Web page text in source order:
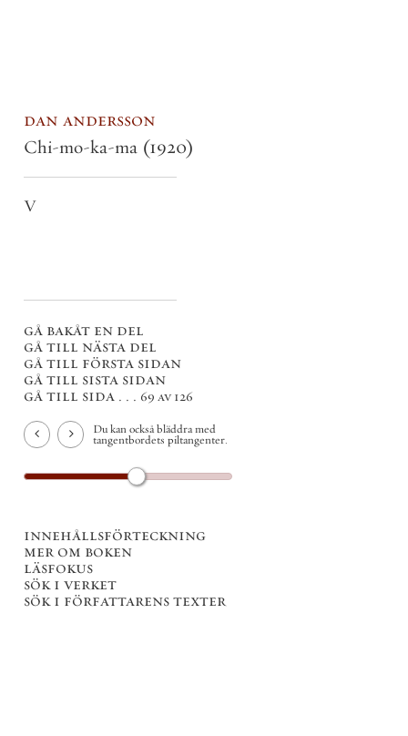
dan andersson
Chi-mo-ka-ma (1920)
V
gå bakåt en del
gå till nästa del
gå till första sidan
gå till sista sidan
gå till sida . . . 69 av 126
Du kan också bläddra med
tangentbordets piltangenter.
innehållsförteckning
mer om boken
läsfokus
sök i verket
sök i författarens texter